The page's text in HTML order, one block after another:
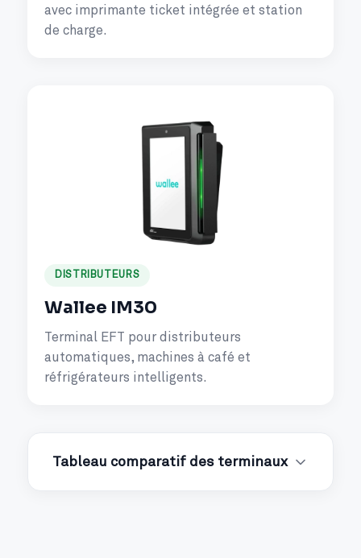
avec imprimante ticket intégrée et station
de charge.
DISTRIBUTEURS
Wallee IM30
Terminal EFT pour distributeurs
automatiques, machines à café et
réfrigérateurs intelligents.
Tableau comparatif des terminaux